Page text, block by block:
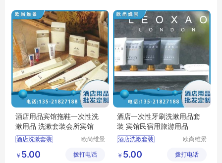
酒店一次性香皂洗发水
酒店用品宾馆拖鞋一次性洗
漱用品 洗漱套装会所宾馆
酒店洗漱套装
酒店一次性香皂洗发水
欧尚维景
际酒店用
￥ 5.00 拨打电话
酒店一次性牙刷洗漱用品套
装 宾馆民宿用旅游用品
酒店洗漱套装
酒店一次性洗漱用品
欧尚维景
际酒店用
￥ 5.00 拨打电话